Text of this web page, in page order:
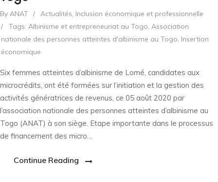
By ANAT / Actualités, Inclusion économique et professionnelle
/
Tags: Albinisme et entrepreneuriat au Togo, Association
nationale des personnes atteintes d'albinisme au Togo, Insertion
économique
Six femmes atteintes d’albinisme de Lomé, candidates aux
microcrédits, ont été formées sur l’initiation et la gestion des
activités génératrices de revenus, ce 05 août 2020 par
l’association nationale des personnes atteintes d’albinisme au
Togo (ANAT) à son siège. Etape importante dans le processus
de financement des micro…
Continue Reading